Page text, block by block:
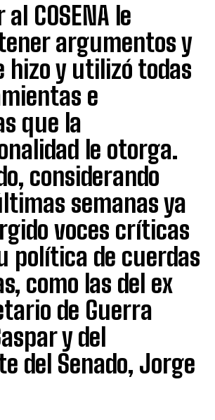
COSENA le
argumentos y
hizo y utilizó todas
e
que la
le otorga.
considerando
semanas ya
voces críticas
política de cuerdas
como las del ex
de Guerra
y del
del Senado, Jorge